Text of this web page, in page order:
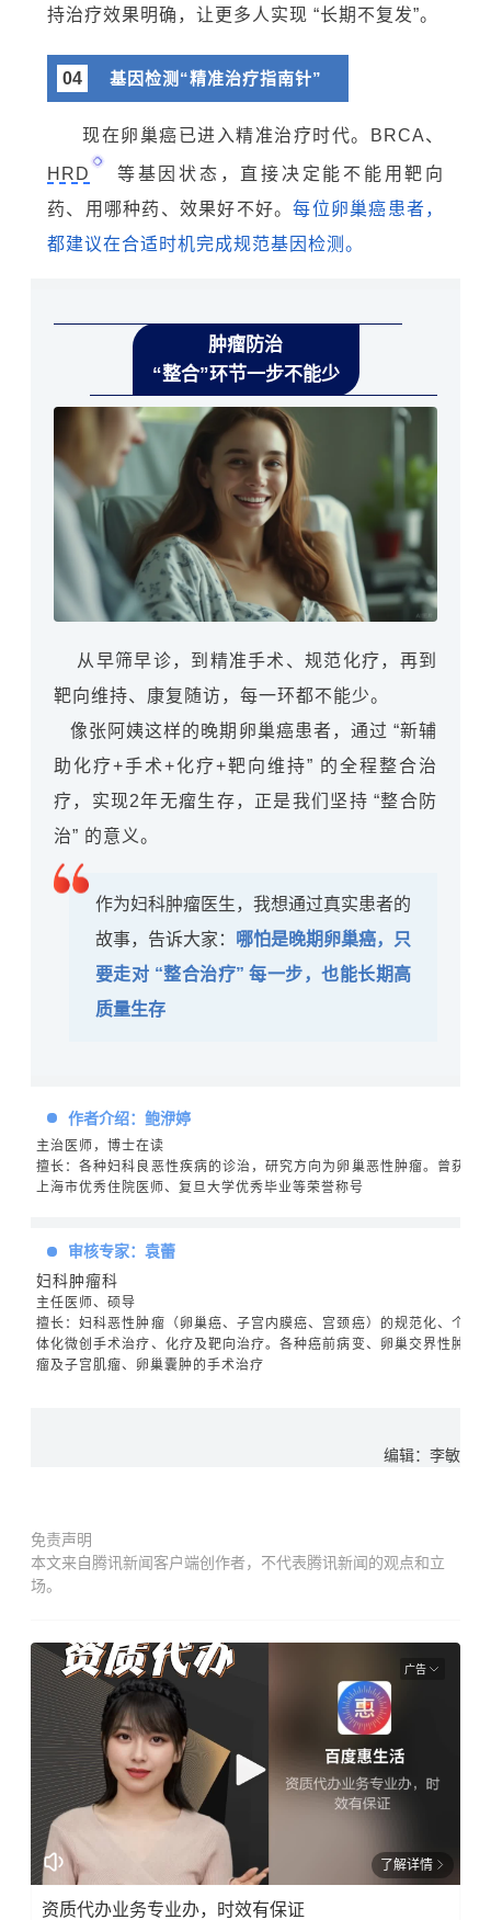
持治疗效果明确，让更多人实现 “长期不复发”。
04 基因检测“精准治疗指南针”
现在卵巢癌已进入精准治疗时代。BRCA、
HRD
等基因状态，直接决定能不能用靶向
药、用哪种药、效果好不好。每位卵巢癌患者，
都建议在合适时机完成规范基因检测。
肿瘤防治
“整合”环节一步不能少
从早筛早诊，到精准手术、规范化疗，再到
靶向维持、康复随访，每一环都不能少。
像张阿姨这样的晚期卵巢癌患者，通过 “新辅
助化疗+手术+化疗+靶向维持” 的全程整合治
疗，实现2年无瘤生存，正是我们坚持 “整合防
治” 的意义。
作为妇科肿瘤医生，我想通过真实患者的
故事，告诉大家：
哪怕是晚期卵巢癌，只
要走对 “整合治疗” 每一步，也能长期高
质量生存
作者介绍：鲍洢婷
主治医师，博士在读
擅长：各种妇科良恶性疾病的诊治，研究方向为卵巢恶性肿瘤。曾获
上海市优秀住院医师、复旦大学优秀毕业等荣誉称号
审核专家：袁蕾
妇科肿瘤科
主任医师、硕导
擅长：妇科恶性肿瘤（卵巢癌、子宫内膜癌、宫颈癌）的规范化、个
体化微创手术治疗、化疗及靶向治疗。各种癌前病变、卵巢交界性肿
瘤及子宫肌瘤、卵巢囊肿的手术治疗
编辑：李敏
免责声明
本文来自腾讯新闻客户端创作者，不代表腾讯新闻的观点和立
场。
广告
了解详情
资质代办业务专业办，时效有保证